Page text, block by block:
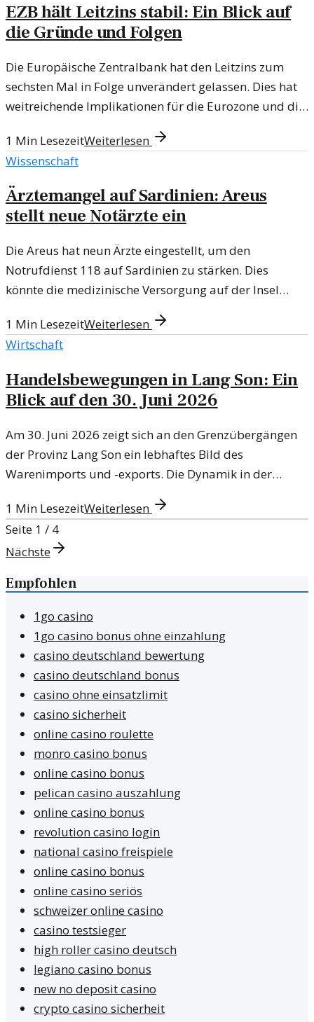
EZB hält Leitzins stabil: Ein Blick auf
die Gründe und Folgen
Die Europäische Zentralbank hat den Leitzins zum
sechsten Mal in Folge unverändert gelassen. Dies hat
weitreichende Implikationen für die Eurozone und die
1 Min LesezeitWeiterlesen
Wissenschaft
Ärztemangel auf Sardinien: Areus
stellt neue Notärzte ein
Die Areus hat neun Ärzte eingestellt, um den
Notrufdienst 118 auf Sardinien zu stärken. Dies
könnte die medizinische Versorgung auf der Insel
1 Min LesezeitWeiterlesen
Wirtschaft
Handelsbewegungen in Lang Son: Ein
Blick auf den 30. Juni 2026
Am 30. Juni 2026 zeigt sich an den Grenzübergängen
der Provinz Lang Son ein lebhaftes Bild des
Warenimports und -exports. Die Dynamik in der
1 Min LesezeitWeiterlesen
Seite 1 / 4
Nächste
Empfohlen
1go casino
1go casino bonus ohne einzahlung
casino deutschland bewertung
casino deutschland bonus
casino ohne einsatzlimit
casino sicherheit
online casino roulette
monro casino bonus
online casino bonus
pelican casino auszahlung
online casino bonus
revolution casino login
national casino freispiele
online casino bonus
online casino seriös
schweizer online casino
casino testsieger
high roller casino deutsch
legiano casino bonus
new no deposit casino
crypto casino sicherheit